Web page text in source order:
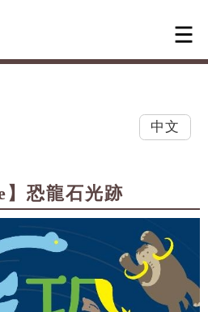
中文
】恐龍石光跡